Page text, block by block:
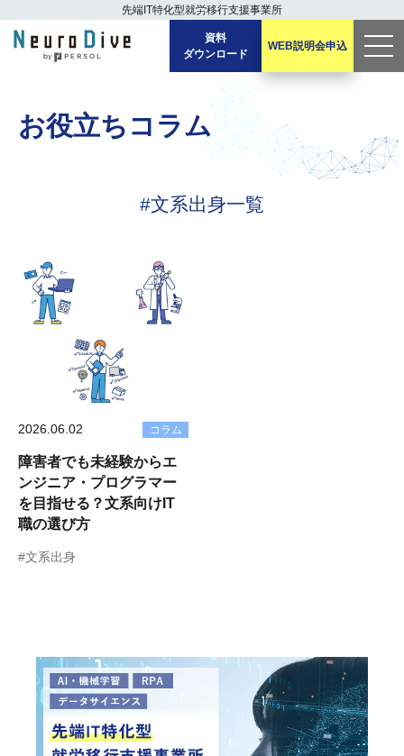
先端IT特化型就労移行支援事業所
men
資料
ダウンロード
WEB説明会申込
お役立ちコラム
#文系出身一覧
2026.06.02 コラム
障害者でも未経験からエ
ンジニア・プログラマー
を目指せる？文系向けIT
職の選び方
#文系出身